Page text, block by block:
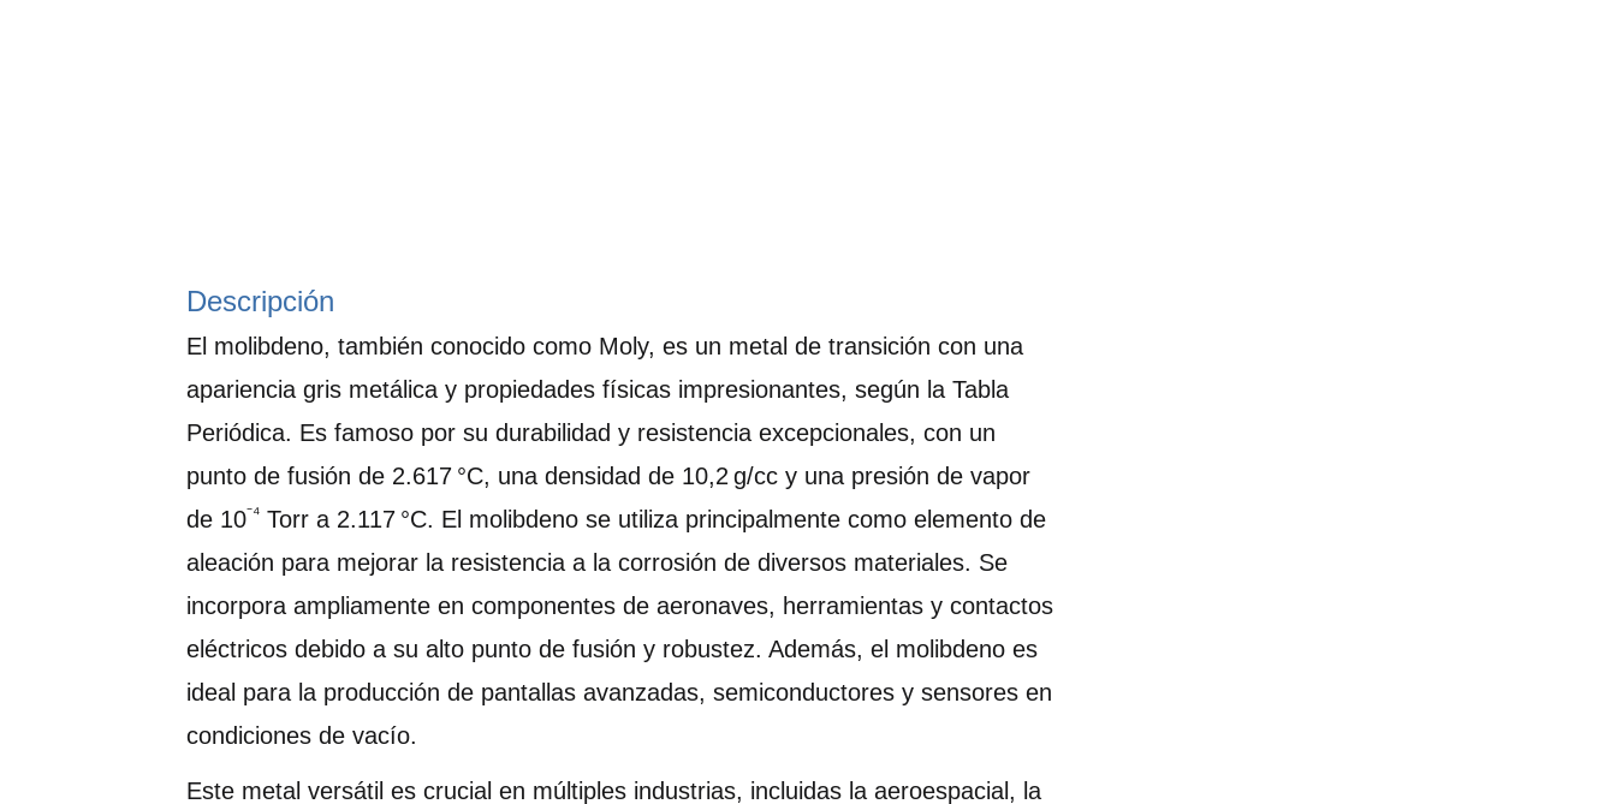
Descripción
El molibdeno, también conocido como Moly, es un metal de transición con una
apariencia gris metálica y propiedades físicas impresionantes, según la Tabla
Periódica. Es famoso por su durabilidad y resistencia excepcionales, con un
punto de fusión de 2.617 °C, una densidad de 10,2 g/cc y una presión de vapor
de 10⁻⁴Torr a 2.117 °C. El molibdeno se utiliza principalmente como elemento de
aleación para mejorar la resistencia a la corrosión de diversos materiales. Se
incorpora ampliamente en componentes de aeronaves, herramientas y contactos
eléctricos debido a su alto punto de fusión y robustez. Además, el molibdeno es
ideal para la producción de pantallas avanzadas, semiconductores y sensores en
condiciones de vacío.
Este metal versátil es crucial en múltiples industrias, incluidas la aeroespacial, la